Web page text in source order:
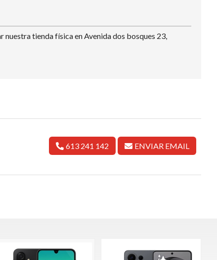
tienda física en Avenida dos bosques 23,
613 241 142 ENVIAR EMAIL